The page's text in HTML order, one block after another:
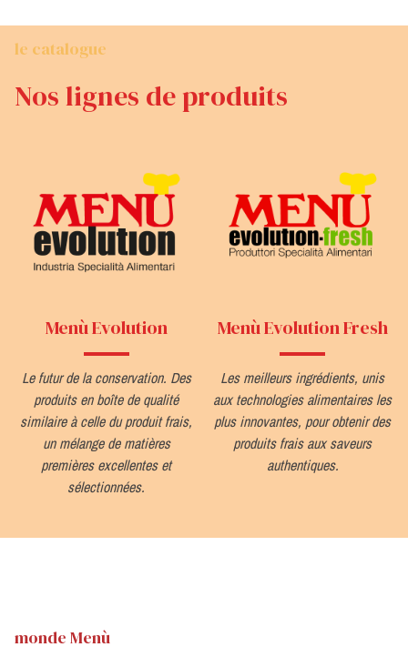
le catalogue
Nos lignes de produits
Menù Evolution
Le futur de la conservation. Des
produits en boîte de qualité
similaire à celle du produit frais,
un mélange de matières
premières excellentes et
sélectionnées.
Menù Evolution Fresh
Les meilleurs ingrédients, unis
aux technologies alimentaires les
plus innovantes, pour obtenir des
produits frais aux saveurs
authentiques.
monde Menù